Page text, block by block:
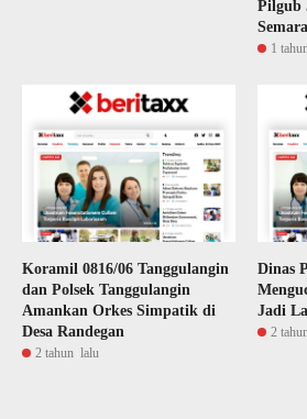
Pilgub
1
Koramil 0816/06 Tanggulangin
dan Polsek Tanggulangin
Amankan Orkes Simpatik di
Desa Randegan
2 tahun lalu
Dinas
Jadi
2